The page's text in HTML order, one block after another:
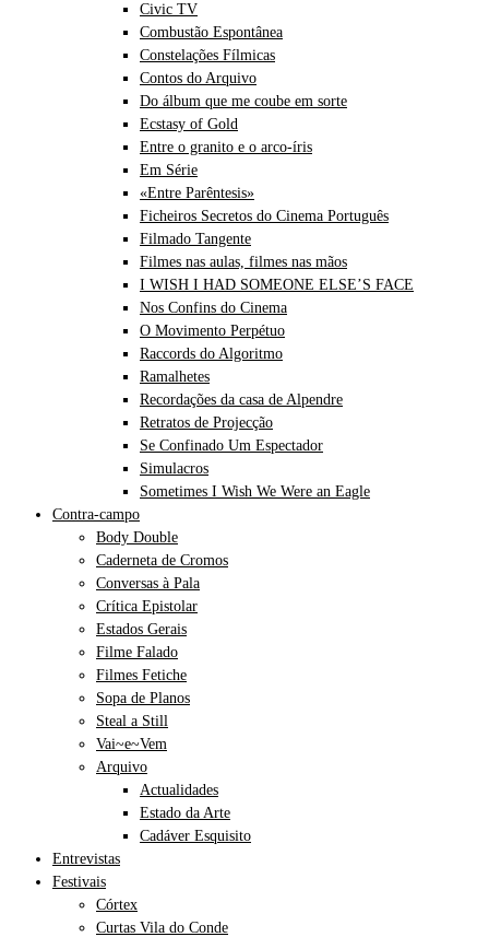
Civic TV
Combustão Espontânea
Constelações Fílmicas
Contos do Arquivo
Do álbum que me coube em sorte
Ecstasy of Gold
Entre o granito e o arco-íris
Em Série
«Entre Parêntesis»
Ficheiros Secretos do Cinema Português
Filmado Tangente
Filmes nas aulas, filmes nas mãos
I WISH I HAD SOMEONE ELSE’S FACE
Nos Confins do Cinema
O Movimento Perpétuo
Raccords do Algoritmo
Ramalhetes
Recordações da casa de Alpendre
Retratos de Projecção
Se Confinado Um Espectador
Simulacros
Sometimes I Wish We Were an Eagle
Contra-campo
Body Double
Caderneta de Cromos
Conversas à Pala
Crítica Epistolar
Estados Gerais
Filme Falado
Filmes Fetiche
Sopa de Planos
Steal a Still
Vai~e~Vem
Arquivo
Actualidades
Estado da Arte
Cadáver Esquisito
Entrevistas
Festivais
Córtex
Curtas Vila do Conde